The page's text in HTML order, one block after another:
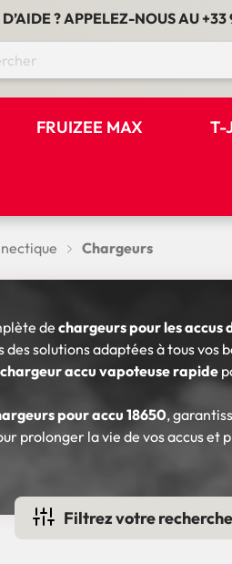
? APPELEZ-NOUS AU+33
FRUIZEE MAX T-
Chargeurs
de chargeurs pour les
des solutions adaptées à tous vos
chargeur accu vapoteuse rapide
pour accu 18650,
prolonger la vie de vos accus
Filtrez votre recherche